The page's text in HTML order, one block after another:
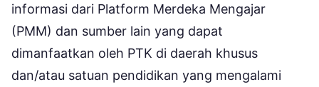
informasi dari Platform Merdeka Mengajar
(PMM) dan sumber lain yang dapat
dimanfaatkan oleh PTK di daerah khusus
dan/atau satuan pendidikan yang mengalami